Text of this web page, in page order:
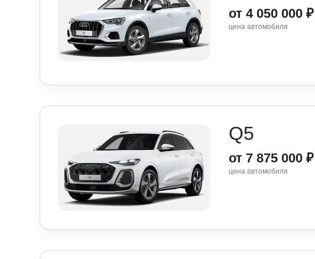
от 4 050 000 ₽
цена автомобиля
Q5
от 7 875 000 ₽
цена автомобиля